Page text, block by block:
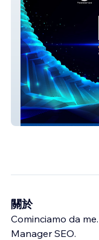
Impa Solution
關於
Cominciamo da
Manager SEO.